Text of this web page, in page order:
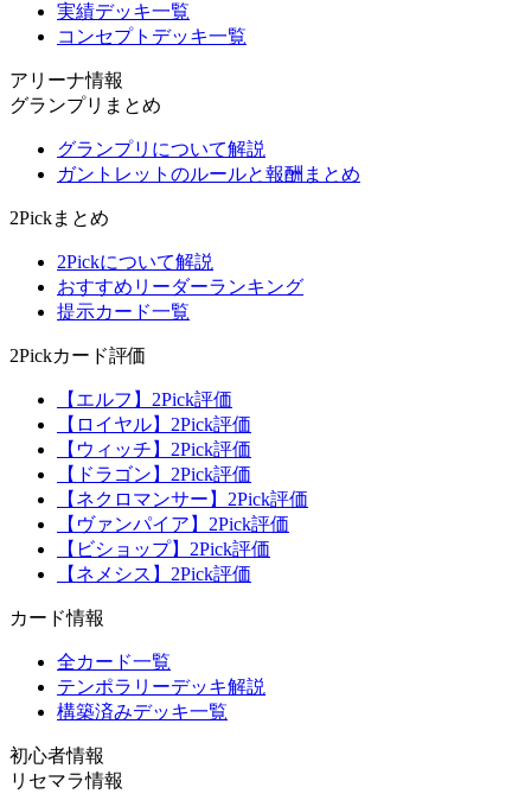
実績デッキ一覧
コンセプトデッキ一覧
アリーナ情報
グランプリまとめ
グランプリについて解説
ガントレットのルールと報酬まとめ
2Pickまとめ
2Pickについて解説
おすすめリーダーランキング
提示カード一覧
2Pickカード評価
【エルフ】2Pick評価
【ロイヤル】2Pick評価
【ウィッチ】2Pick評価
【ドラゴン】2Pick評価
【ネクロマンサー】2Pick評価
【ヴァンパイア】2Pick評価
【ビショップ】2Pick評価
【ネメシス】2Pick評価
カード情報
全カード一覧
テンポラリーデッキ解説
構築済みデッキ一覧
初心者情報
リセマラ情報